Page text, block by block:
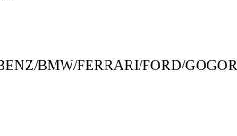
BMW/FERRARI/FORD/